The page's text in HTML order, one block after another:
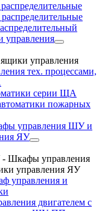
управления
тех. процессами,
серии ЩА
пожарных
управления ШУ и
ЯУ
Шкафы управления
управления ЯУ
управления и
двигателем с